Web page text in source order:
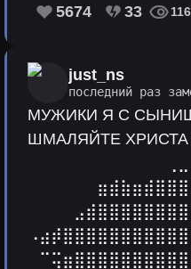
5674 33
just_ns
последний раз
МУЖИКИ Я С
ШМАЛЯЙТЕ ХРИСТА